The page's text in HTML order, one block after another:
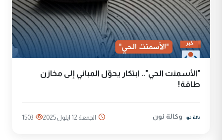
"الأسمنت الحي".. ابتكار يحوّل المباني إلى مخازن
طاقة!
وكالة نون الجمعة 12 ايلول 2025 1503